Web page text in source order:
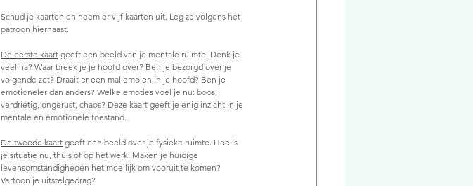
Schud je kaarten en neem er vijf kaarten uit. Leg ze volgens het
patroon hiernaast.
De eerste kaart geeft een beeld van je mentale ruimte. Denk je
veel na? Waar breek je je hoofd over? Ben je bezorgd over je
volgende zet? Draait er een mallemolen in je hoofd? Ben je
emotioneler dan anders? Welke emoties voel je nu: boos,
verdrietig, ongerust, chaos? Deze kaart geeft je enig inzicht in je
mentale en emotionele toestand.
De tweede kaart geeft een beeld over je fysieke ruimte. Hoe is
je situatie nu, thuis of op het werk. Maken je huidige
levensomstandigheden het moeilijk om vooruit te komen?
Vertoon je uitstelgedrag?